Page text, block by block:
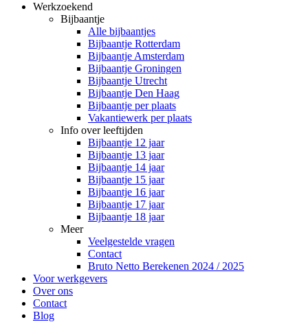
Werkzoekend
Bijbaantje
Alle bijbaantjes
Bijbaantje Rotterdam
Bijbaantje Amsterdam
Bijbaantje Groningen
Bijbaantje Utrecht
Bijbaantje Den Haag
Bijbaantje per plaats
Vakantiewerk per plaats
Info over leeftijden
Bijbaantje 12 jaar
Bijbaantje 13 jaar
Bijbaantje 14 jaar
Bijbaantje 15 jaar
Bijbaantje 16 jaar
Bijbaantje 17 jaar
Bijbaantje 18 jaar
Meer
Veelgestelde vragen
Contact
Bruto Netto Berekenen 2024 / 2025
Voor werkgevers
Over ons
Contact
Blog